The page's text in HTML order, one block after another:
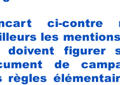
ci-contre
les
doivent figurer
de
règles